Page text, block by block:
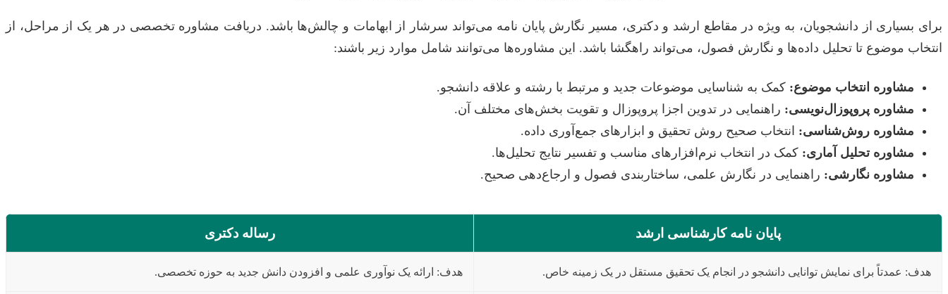
برای بسیاری از دانشجویان، به ویژه در مقاطع ارشد و دکتری، مسیر نگارش پایان نامه می‌تواند سرشار از ابهامات و چالش‌ها باشد. دریافت مشاوره تخصصی در هر یک از مراحل، از
انتخاب موضوع تا تحلیل داده‌ها و نگارش فصول، می‌تواند راهگشا باشد. این مشاوره‌ها می‌توانند شامل موارد زیر باشند:
مشاوره انتخاب موضوع: کمک به شناسایی موضوعات جدید و مرتبط با رشته و علاقه دانشجو.
مشاوره پروپوزال‌نویسی: راهنمایی در تدوین اجزا پروپوزال و تقویت بخش‌های مختلف آن.
مشاوره روش‌شناسی: انتخاب صحیح روش تحقیق و ابزارهای جمع‌آوری داده.
مشاوره تحلیل آماری: کمک در انتخاب نرم‌افزارهای مناسب و تفسیر نتایج تحلیل‌ها.
مشاوره نگارشی: راهنمایی در نگارش علمی، ساختاربندی فصول و ارجاع‌دهی صحیح.
پایان نامه کارشناسی ارشد رساله دکتری
هدف: عمدتاً برای نمایش توانایی دانشجو در انجام یک تحقیق مستقل در یک زمینه خاص. هدف: ارائه یک نوآوری علمی و افزودن دانش جدید به حوزه تخصصی.